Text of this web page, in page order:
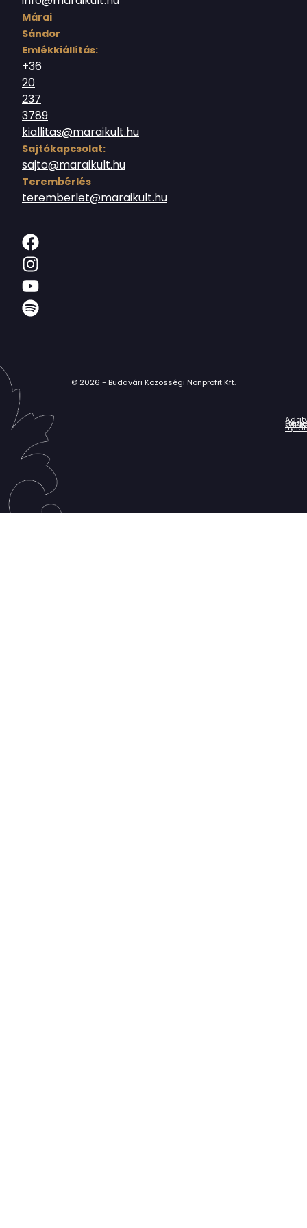
Márai
Sándor
Emlékkiállítás:
+36
20
237
3789
kiallitas@maraikult.hu
Sajtókapcsolat:
sajto@maraikult.hu
Terembérlés
teremberlet@maraikult.hu
© 2026 - Budavári Közösségi Nonprofit Kft.